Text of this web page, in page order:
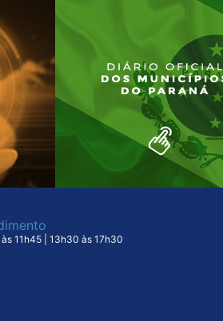
11h45 | 13h30 às 17h30